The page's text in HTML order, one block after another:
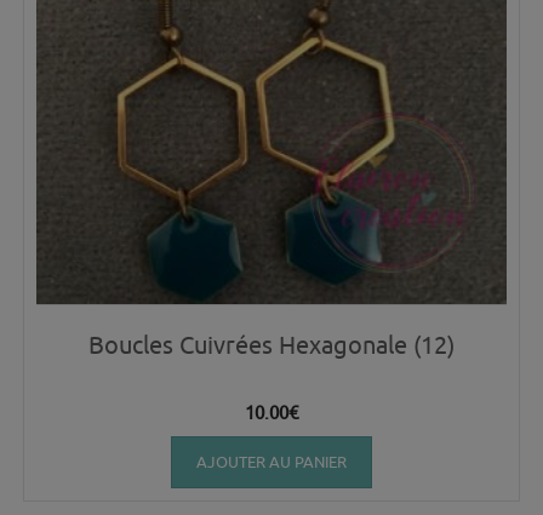
Boucles Cuivrées Hexagonale (12)
10.00€
AJOUTER AU PANIER